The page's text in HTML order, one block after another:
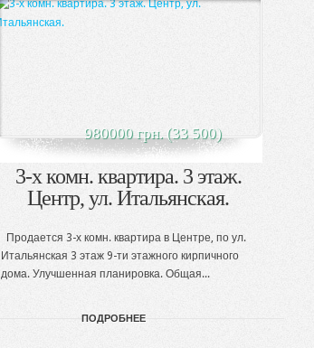
980000 грн. (33 500)
3-х комн. квартира. 3 этаж.
Центр, ул. Итальянская.
Продается 3-х комн. квартира в Центре, по ул.
Итальянская 3 этаж 9-ти этажного кирпичного
дома. Улучшенная планировка. Общая...
ПОДРОБНЕЕ